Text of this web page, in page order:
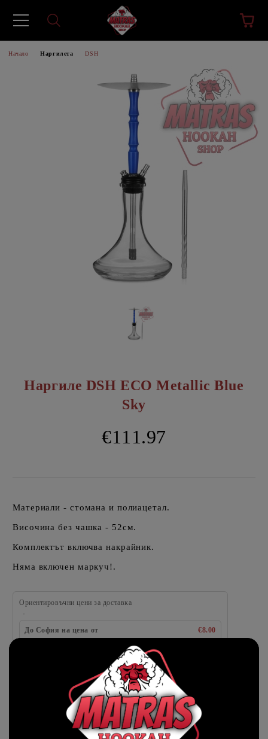
Начало Наргилета DSH
Наргиле DSH ECO Metallic Blue
Sky
€111.97
Материали - стомана и полиацетал.
Височина без чашка - 52см.
Комплектът включва накрайник.
Няма включен маркуч!.
Ориентировъчни цени за доставка
До София на цена от
€8.00
Желаете ли Ваза за наргилето❓: